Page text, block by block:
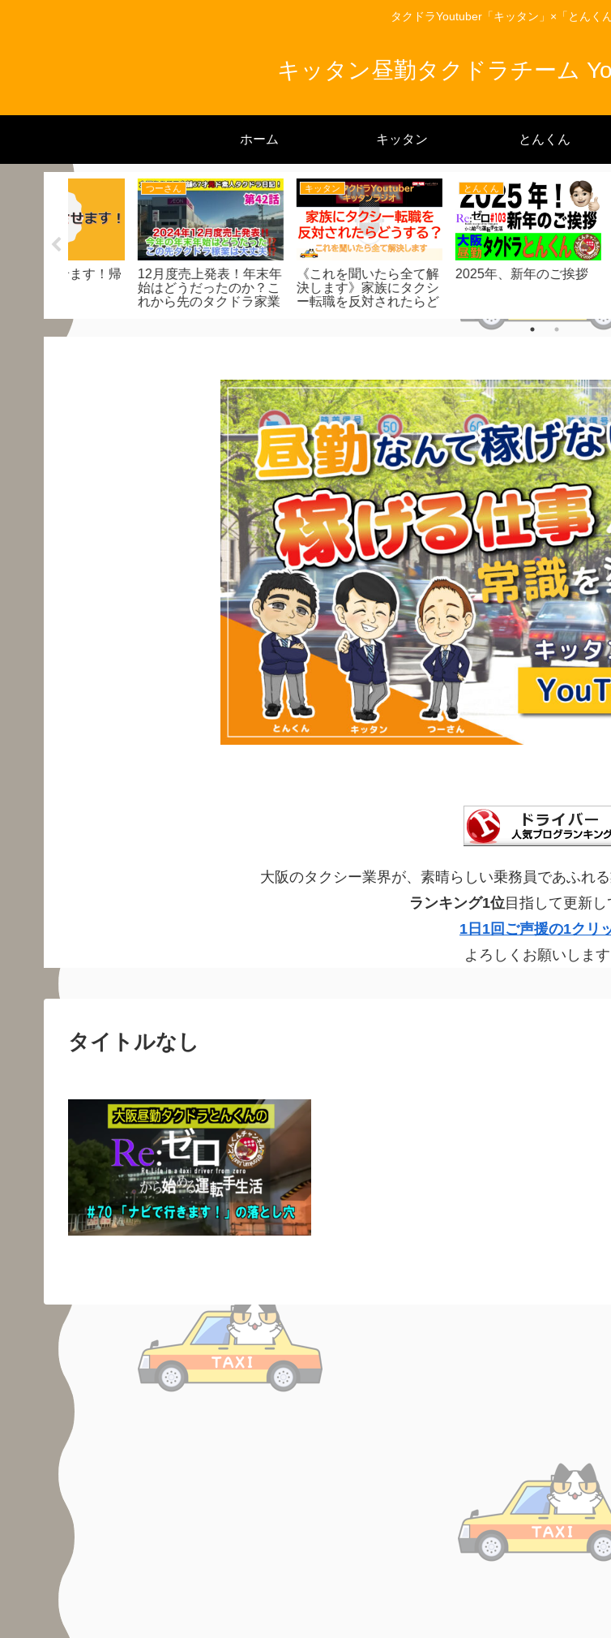
タクドラYoutuber「キッタン」×「とんく
キッタン昼勤タクドラチーム
ホーム キッタン とんくん
《これを聞いたら全て解
決します》家族にタクシ
ー転職を反対されたらど
とんくん
2025年、新年のご挨拶
つーさん
タクドラチップ事情大公
開！65才ド素人タクドラ
3カ月目売上げ実績公
つーさん
2024年3
元製造業
新人イン
大阪のタクシー業界が、素晴らしい乗務員であふれ
ランキング1位目指して更新し
1日1回ご声援の1クリ
よろしくお願いします
タイトルなし